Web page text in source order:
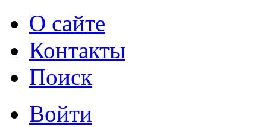
О сайте
Контакты
Поиск
Войти